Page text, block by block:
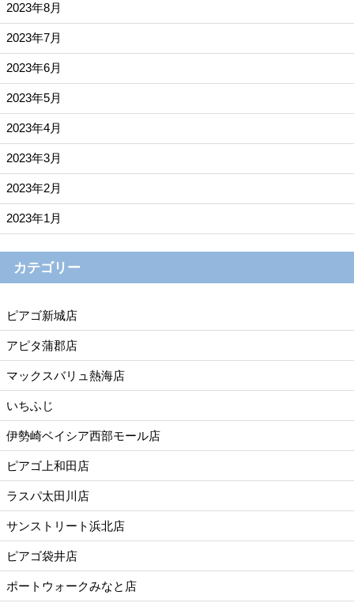
2023年8月
2023年7月
2023年6月
2023年5月
2023年4月
2023年3月
2023年2月
2023年1月
カテゴリー
ピアゴ新城店
アピタ蒲郡店
マックスバリュ熱海店
いちふじ
伊勢崎ベイシア西部モール店
ピアゴ上和田店
ラスパ太田川店
サンストリート浜北店
ピアゴ袋井店
ポートウォークみなと店